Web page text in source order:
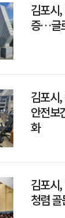
김포시
증…글
김포시
안전보
화
김포시
청렴